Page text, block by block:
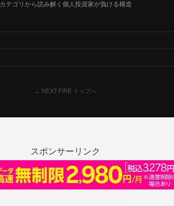
カテゴリから読み解く個人投資家が負ける構造
← NEXT-FIRE トップへ
スポンサーリンク